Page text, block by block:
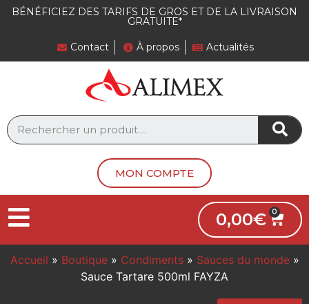
BÉNÉFICIEZ DES TARIFS DE GROS ET DE LA LIVRAISON
GRATUITE*
Contact À propos Actualités
MON COMPTE
0,00€
Accueil » Boutique » Condiments » Sauces du monde »
Sauce Tartare 500ml FAYZA